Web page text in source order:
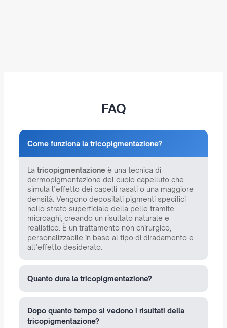
FAQ
Come funziona la tricopigmentazione?
La tricopigmentazione è una tecnica di
dermopigmentazione del cuoio capelluto che
simula l’effetto dei capelli rasati o una maggiore
densità. Vengono depositati pigmenti specifici
nello strato superficiale della pelle tramite
microaghi, creando un risultato naturale e
realistico. È un trattamento non chirurgico,
personalizzabile in base al tipo di diradamento e
all’effetto desiderato.
Quanto dura la tricopigmentazione?
Dopo quanto tempo si vedono i risultati della
tricopigmentazione?